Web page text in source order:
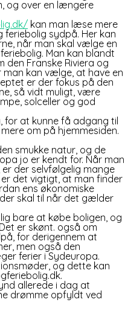
og over en længere
kan man læse mere
feriebolig sydpå. Her kan
når man skal vælge en
Man kan blandt
Franske Riviera og
man kan vælge, at have en
er der fokus på den
så vidt muligt, være
solceller og god
for at kunne få adgang til
om på hjemmesiden.
smukke natur, og de
jo er kendt for. Når man
der selvfølgelig mange
det vigtigt, at man finder
ens økonomiske
skal til når det gælder
bare at købe boligen, og
er skønt. også om
for derigennem at
men også den
ferier i Sydeuropa.
og dette kan
allerede i dag at
drømme opfyldt ved